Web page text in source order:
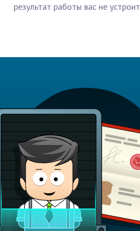
результат работы вас не устроит